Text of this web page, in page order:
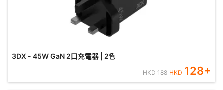
3DX - 45W GaN 2口充電器 | 2色
HKD188 HKD 128+